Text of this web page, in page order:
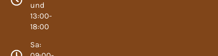
und
13:00-
18:00
Sa: